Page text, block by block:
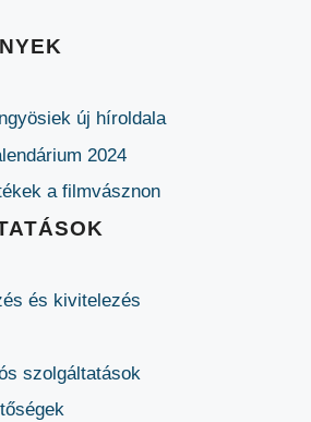
új híroldala
2024
a filmvásznon
és kivitelezés
szolgáltatások